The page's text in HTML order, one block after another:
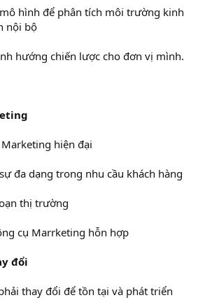
hình để phân tích môi trường kinh
nội bộ
hướng chiến lược cho đơn vị mình.
hiện đại
đa dạng trong nhu cầu khách hàng
thị trường
cụ Marrketing hỗn hợp
đổi
thay đổi để tồn tại và phát triển